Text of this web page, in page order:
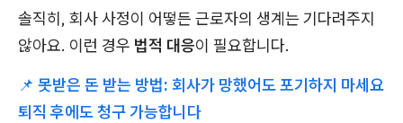
솔직히, 회사 사정이 어떻든 근로자의 생계는 기다려주지
않아요. 이런 경우 법적 대응이 필요합니다.
📌 못받은 돈 받는 방법: 회사가 망했어도 포기하지 마세요
퇴직 후에도 청구 가능합니다